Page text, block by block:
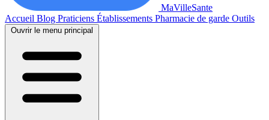
MaVilleSante
Accueil Blog Praticiens Établissements Pharmacie de garde Outils
Ouvrir le menu principal